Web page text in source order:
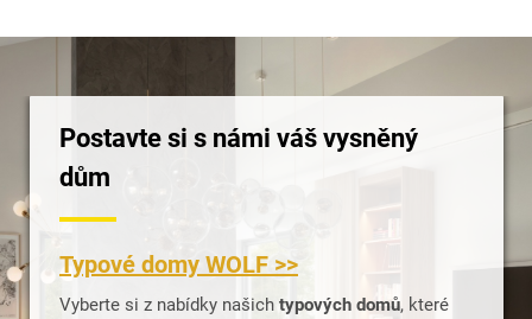
Postavte si s námi váš vysněný
dům
Typové domy WOLF >>
Vyberte si z nabídky našich typových domů, které